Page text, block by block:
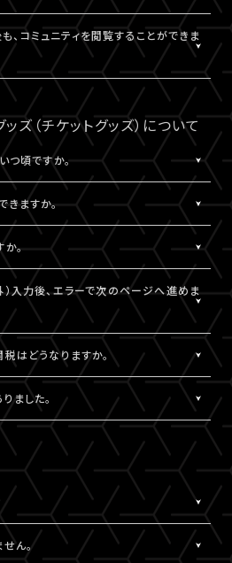
、実施期間については、各公演のチケッ
ください。
インに反するコメントなどを見つけた場
る」ボタンより管理者に報告をすること
た当該コメントの削除を保証するもの
、コミュニティを閲覧することができま
た場合は、コミュニティ機能提供期間内
だけなくなります。
クション及びニックネームは、LIVESHIP
引き続きコミュニティに掲載されます。
ズ（チケットグッズ）について
つ頃ですか。
。
ト購入情報」にて発送状況の確認ができま
「チケットグッズ発送完了のお知らせ」
かない可能性もございますので、必ず、
購入情報」よりご確認ください。
ますか。
チケット購入情報」にて、配送状況が「出
可能です。
、購入後の住所変更はできません。予
。
。チケット販売ページにてご確認くださ
力する際に、正しく入力しているにも関
ラーとなる場合がございます。
桁を削除、もしくは未記入にてお手続きを
DHLを利用しております。
い国・地域への配送はできかねます。
入力後、エラーで次のページへ進めま
する際、システムの仕様上、正しく郵便
わらずエラーとなる場合がございます。
桁を削除、もしくは未記入にてお手続きを
はどうなりますか。
支払いください。関税の計算は各国税関
達停止に関しては、当サービスは一切
スタマーサービスにお問い合わせくだ
contact_center.html
ました。
のうえ、商品到着後14日以内に下記よ
品に関して
窓口】
support
ッズの条件に応じて、動画や画像などの
能です。
ん。